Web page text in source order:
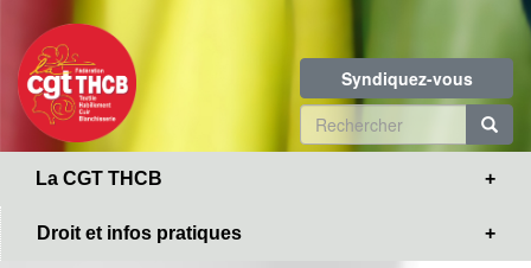
contenu
principal
Syndiquez-vous
Formulaire
de
La CGT THCB
Droit et infos pratiques